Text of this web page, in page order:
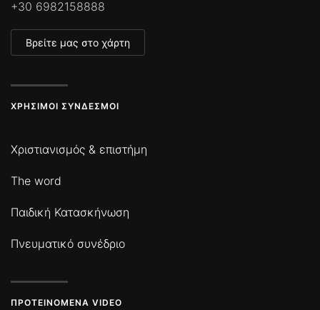
+30 6982158888
Βρείτε μας στο χάρτη
ΧΡΉΣΙΜΟΙ ΣΎΝΔΕΣΜΟΙ
Χριστιανισμός & επιστήμη
The word
Παιδική Κατασκήνωση
Πνευματικό συνέδριο
ΠΡΟΤΕΙΝΌΜΕΝΑ VIDEO